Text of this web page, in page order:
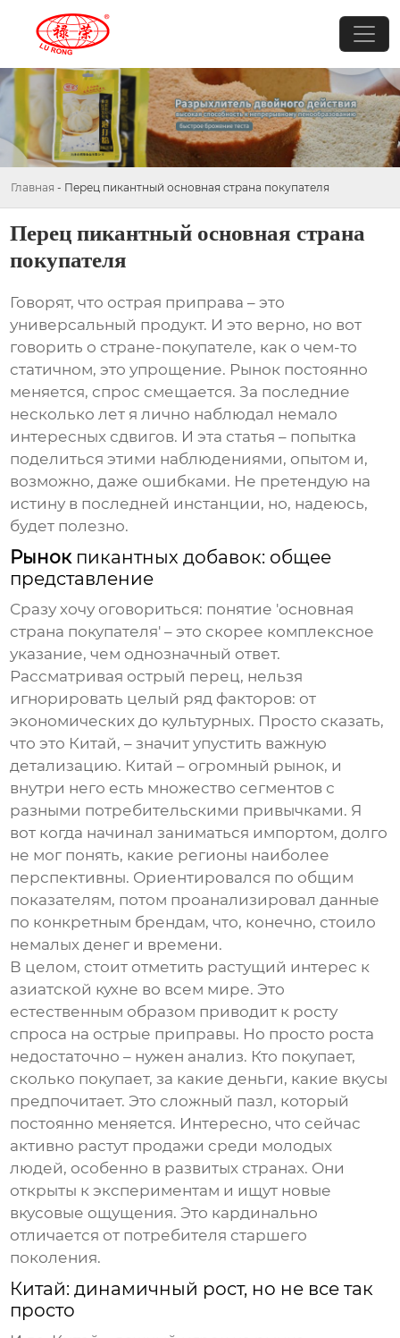
Главная - Перец пикантный основная страна покупателя
Перец пикантный основная страна
покупателя
Говорят, что острая приправа – это
универсальный продукт. И это верно, но вот
говорить о стране-покупателе, как о чем-то
статичном, это упрощение. Рынок постоянно
меняется, спрос смещается. За последние
несколько лет я лично наблюдал немало
интересных сдвигов. И эта статья – попытка
поделиться этими наблюдениями, опытом и,
возможно, даже ошибками. Не претендую на
истину в последней инстанции, но, надеюсь,
будет полезно.
Рынок пикантных добавок: общее
представление
Сразу хочу оговориться: понятие 'основная
страна покупателя' – это скорее комплексное
указание, чем однозначный ответ.
Рассматривая острый перец, нельзя
игнорировать целый ряд факторов: от
экономических до культурных. Просто сказать,
что это Китай, – значит упустить важную
детализацию. Китай – огромный рынок, и
внутри него есть множество сегментов с
разными потребительскими привычками. Я
вот когда начинал заниматься импортом, долго
не мог понять, какие регионы наиболее
перспективны. Ориентировался по общим
показателям, потом проанализировал данные
по конкретным брендам, что, конечно, стоило
немалых денег и времени.
В целом, стоит отметить растущий интерес к
азиатской кухне во всем мире. Это
естественным образом приводит к росту
спроса на острые приправы. Но просто роста
недостаточно – нужен анализ. Кто покупает,
сколько покупает, за какие деньги, какие вкусы
предпочитает. Это сложный пазл, который
постоянно меняется. Интересно, что сейчас
активно растут продажи среди молодых
людей, особенно в развитых странах. Они
открыты к экспериментам и ищут новые
вкусовые ощущения. Это кардинально
отличается от потребителя старшего
поколения.
Китай: динамичный рост, но не все так
просто